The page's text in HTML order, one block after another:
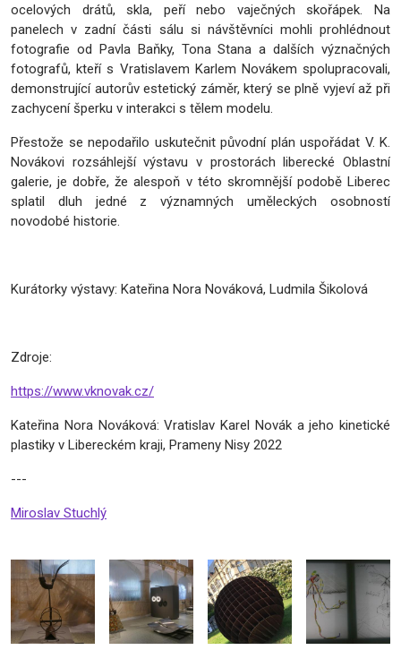
ocelových drátů, skla, peří nebo vaječných skořápek. Na
panelech v zadní části sálu si návštěvníci mohli prohlédnout
fotografie od Pavla Baňky, Tona Stana a dalších význačných
fotografů, kteří s Vratislavem Karlem Novákem spolupracovali,
demonstrující autorův estetický záměr, který se plně vyjeví až při
zachycení šperku v interakci s tělem modelu.
Přestože se nepodařilo uskutečnit původní plán uspořádat V. K.
Novákovi rozsáhlejší výstavu v prostorách liberecké Oblastní
galerie, je dobře, že alespoň v této skromnější podobě Liberec
splatil dluh jedné z významných uměleckých osobností
novodobé historie.
Kurátorky výstavy: Kateřina Nora Nováková, Ludmila Šikolová
Zdroje:
https://www.vknovak.cz/
Kateřina Nora Nováková: Vratislav Karel Novák a jeho kinetické
plastiky v Libereckém kraji, Prameny Nisy 2022
---
Miroslav Stuchlý